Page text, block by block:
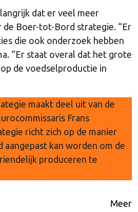
dat er veel meer
Boer-tot-Bord strategie. “Er
die ook onderzoek hebben
“Er staat overal dat het grote
de voedselproductie in
maakt deel uit van de
Frans
richt zich op de manier
aangepast kan worden om de
produceren te
Meer